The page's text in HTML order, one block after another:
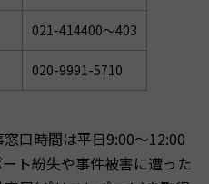
021-414400〜403
020-9991-5710
口時間は平日9:00〜12:00
ト紛失や事件被害に遭った